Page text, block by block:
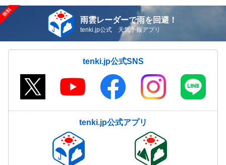
雨雲レーダーで雨を回避！
tenki.jp公式 天気予報アプリ
tenki.jp公式SNS
tenki.jp公式アプリ